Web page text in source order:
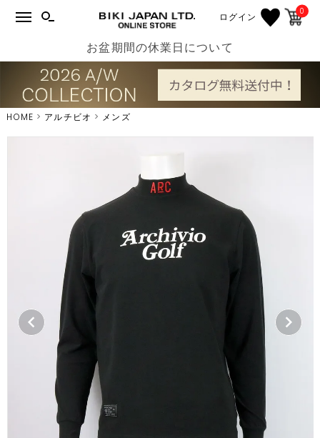
ログイン 0
お盆期間の休業日について
HOME アルチビオ メンズ